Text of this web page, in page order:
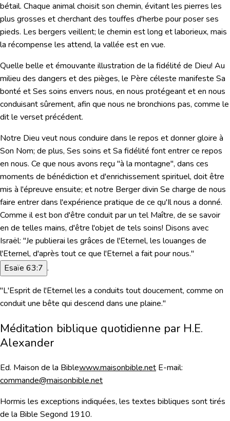
bétail. Chaque animal choisit son chemin, évitant les pierres les
plus grosses et cherchant des touffes d'herbe pour poser ses
pieds. Les bergers veillent; le chemin est long et laborieux, mais
la récompense les attend, la vallée est en vue.
Quelle belle et émouvante illustration de la fidélité de Dieu! Au
milieu des dangers et des pièges, le Père céleste manifeste Sa
bonté et Ses soins envers nous, en nous protégeant et en nous
conduisant sûrement, afin que nous ne bronchions pas, comme le
dit le verset précédent.
Notre Dieu veut nous conduire dans le repos et donner gloire à
Son Nom; de plus, Ses soins et Sa fidélité font entrer ce repos
en nous. Ce que nous avons reçu "à la montagne", dans ces
moments de bénédiction et d'enrichissement spirituel, doit être
mis à l'épreuve ensuite; et notre Berger divin Se charge de nous
faire entrer dans l'expérience pratique de ce qu'Il nous a donné.
Comme il est bon d'être conduit par un tel Maître, de se savoir
en de telles mains, d'être l'objet de tels soins! Disons avec
Israël: "Je publierai les grâces de l'Eternel, les louanges de
l'Eternel, d'après tout ce que l'Eternel a fait pour nous."
Esaïe 63:7 .
"L'Esprit de l'Eternel les a conduits tout doucement, comme on
conduit une bête qui descend dans une plaine."
Méditation biblique quotidienne par H.E.
Alexander
Ed. Maison de la Biblewww.maisonbible.net E-mail:
commande@maisonbible.net
Hormis les exceptions indiquées, les textes bibliques sont tirés
de la Bible Segond 1910.